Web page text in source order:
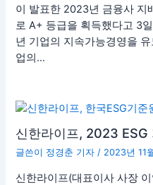
이 발표한 2023년 금융사 지
로 A+ 등급을 획득했다고 3
년 기업의 지속가능경영을
업의…
신한라이프, 2023 ESG
글쓴이 정경춘 기자/ 2023년 11
신한라이프(대표이사 사장